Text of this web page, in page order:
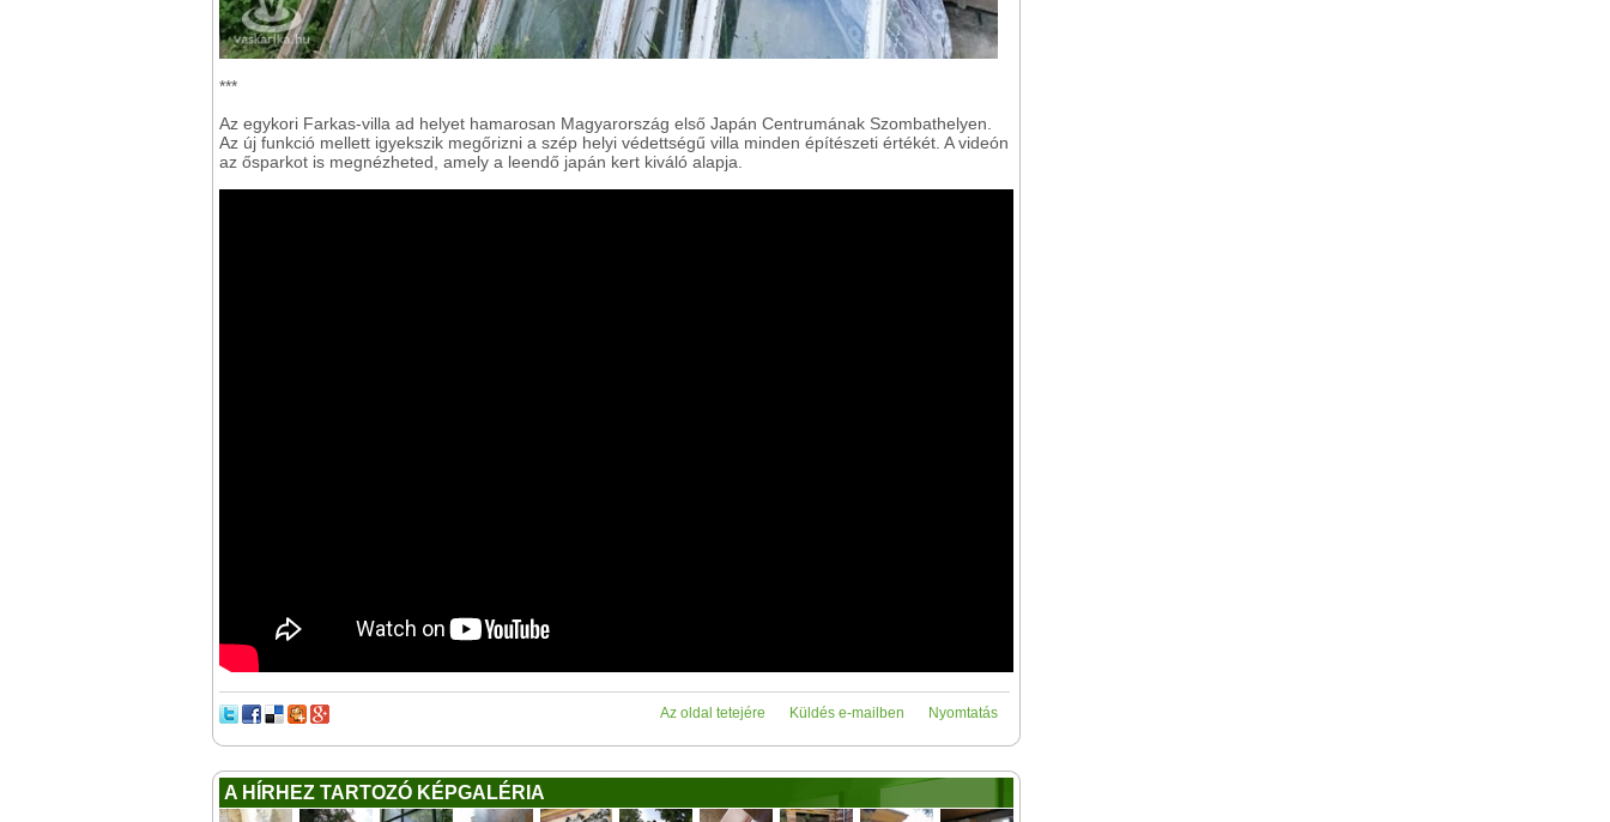
***
Az egykori Farkas-villa ad helyet hamarosan Magyarország első Japán Centrumának Szombathelyen.
Az új funkció mellett igyekszik megőrizni a szép helyi védettségű villa minden építészeti értékét. A videón
az ősparkot is megnézheted, amely a leendő japán kert kiváló alapja.
Nyomtatás
Küldés e-mailben
Az oldal tetejére
A HÍRHEZ TARTOZÓ KÉPGALÉRIA